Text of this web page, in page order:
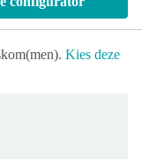
Kies deze